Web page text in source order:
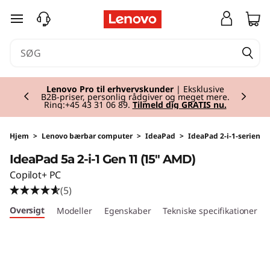
P
a
d
5
a
spring til hovedindhold
Lenovo Pro til erhvervskunder| Eksklusive
B2B-priser, personlig rådgiver og meget mere.
Ring:+45 43 31 06 89. Tilmeld dig GRATIS nu.
Currently displaying item 2 of 2
Hjem > Lenovo bærbar computer > IdeaPad > IdeaPad 2-i-1-serien
IdeaPad 5a 2-i-1 Gen 11 (15" AMD)
Copilot+ PC
(5)
Oversigt Modeller Egenskaber Tekniske specifikationer